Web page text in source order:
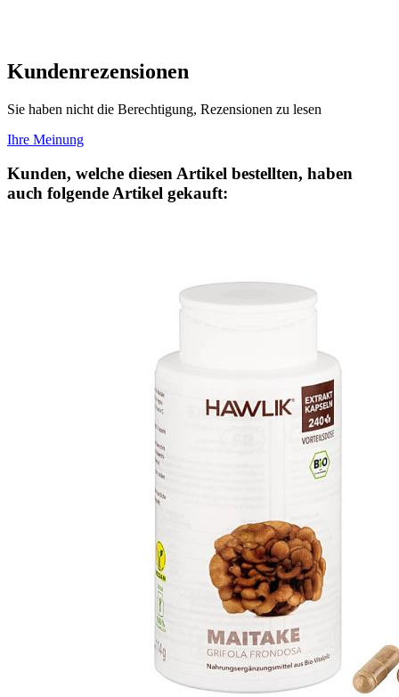
Kundenrezensionen
Sie haben nicht die Berechtigung, Rezensionen zu lesen
Ihre Meinung
Kunden, welche diesen Artikel bestellten, haben
auch folgende Artikel gekauft: